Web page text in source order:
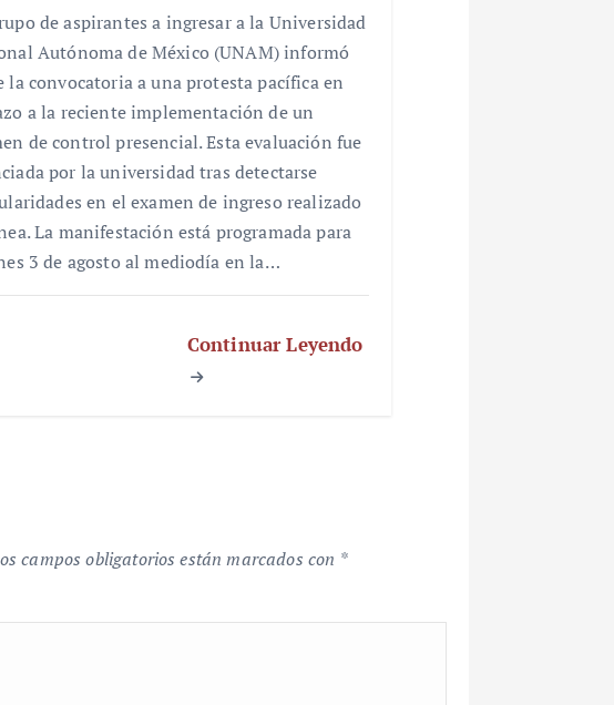
de aspirantes a ingresar a la Universidad
Autónoma de México (UNAM) informó
la convocatoria a una protesta pacífica en
a la reciente implementación de un
de control presencial. Esta evaluación fue
por la universidad tras detectarse
en el examen de ingreso realizado
La manifestación está programada para
3 de agosto al mediodía en la…
Continuar Leyendo
campos obligatorios están marcados con *